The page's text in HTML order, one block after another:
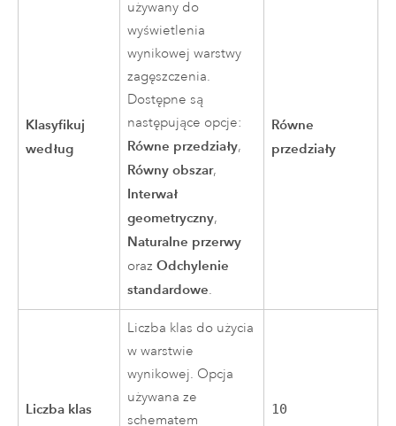
Klasyfikuj
według
używany do
wyświetlenia
wynikowej warstwy
zagęszczenia.
Dostępne są
następujące opcje:
Równe przedziały,
Równy obszar,
Interwał
geometryczny,
Naturalne przerwy
orazOdchylenie
standardowe.
Równe
przedziały
Liczba klas
Liczba klas do użycia
w warstwie
wynikowej. Opcja
używana ze
schematem
10